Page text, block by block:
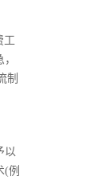
工
制
以
(例